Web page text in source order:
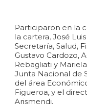
Participaron en la
la cartera, José
Secretaría, Salud,
Gustavo Cardozo,
Rebagliati y
Junta Nacional de
del área
Figueroa, y el
Arismendi.